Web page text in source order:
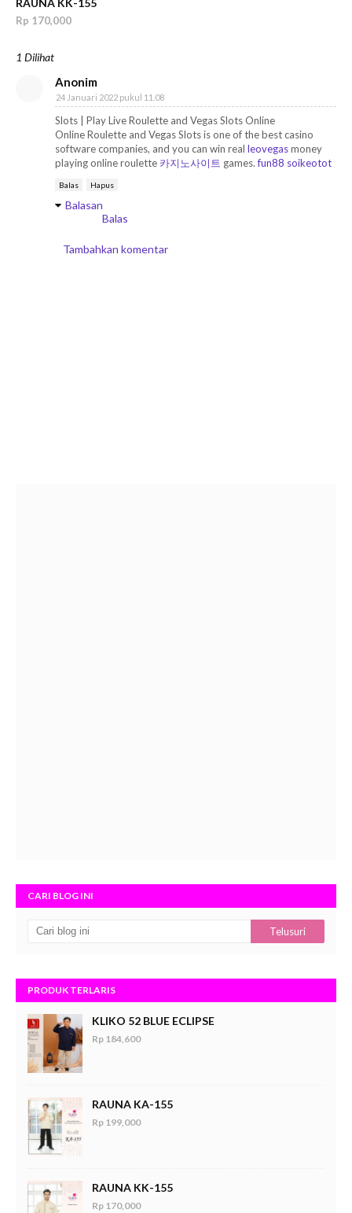
RAUNA KK-155
Rp 170,000
1 Dilihat
Anonim
24 Januari 2022 pukul 11.08
Slots | Play Live Roulette and Vegas Slots Online
Online Roulette and Vegas Slots is one of the best casino
software companies, and you can win real leovegasmoney
playing online roulette 카지노사이트 games.fun88 soikeotot
Balas Hapus
Balasan
Balas
Tambahkan komentar
CARI BLOG INI
PRODUK TERLARIS
KLIKO 52 BLUE ECLIPSE
Rp 184,600
RAUNA KA-155
Rp 199,000
RAUNA KK-155
Rp 170,000